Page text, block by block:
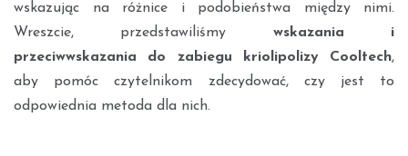
wskazując na różnice i podobieństwa między nimi.
Wreszcie, przedstawiliśmy wskazania i
przeciwwskazania do zabiegu kriolipolizy Cooltech,
aby pomóc czytelnikom zdecydować, czy jest to
odpowiednia metoda dla nich.